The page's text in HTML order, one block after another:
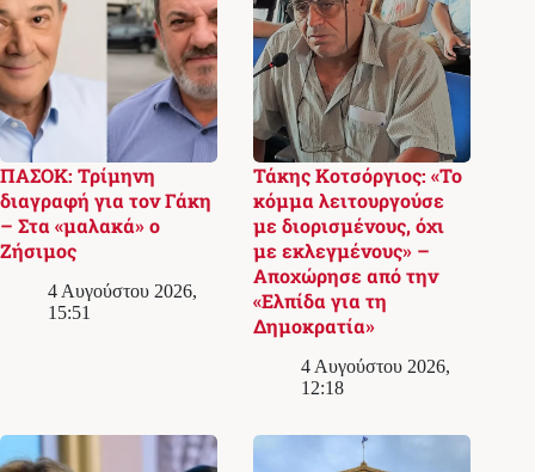
ΠΑΣΟΚ: Τρίμηνη
διαγραφή για τον Γάκη
– Στα «μαλακά» ο
Ζήσιμος
4 Αυγούστου 2026,
15:51
Τάκης Κοτσόργιος: «Το
κόμμα λειτουργούσε
με διορισμένους, όχι
με εκλεγμένους» –
Αποχώρησε από την
«Ελπίδα για τη
Δημοκρατία»
4 Αυγούστου 2026,
12:18